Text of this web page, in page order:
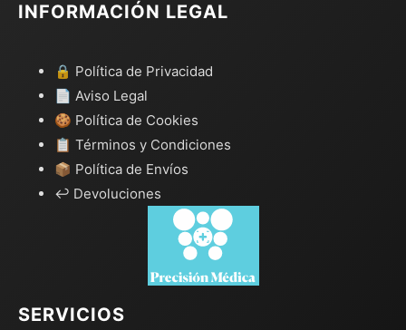
INFORMACIÓN LEGAL
🔒 Política de Privacidad
📄 Aviso Legal
🍪 Política de Cookies
📋 Términos y Condiciones
📦 Política de Envíos
↩️ Devoluciones
SERVICIOS